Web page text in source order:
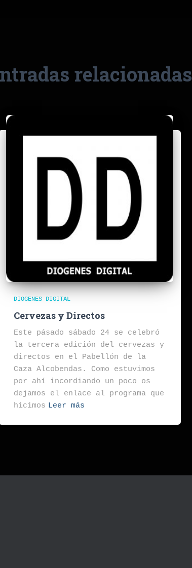
relacionadas
DIOGENES DIGITAL
Cervezas y Directos
Este pásado sábado 24 se celebró
la tercera edición del cervezas y
directos en el Pabellón de la
Caza Alcobendas. Como estuvimos
por ahí incordiando un poco os
dejamos el enlace al programa que
hicimos Leer más